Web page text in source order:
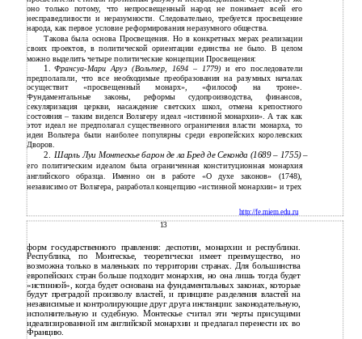
оно только потому, что непросвещенный народ не понимает всей его
несправедливости и неразумности. Следовательно, требуется просвещение
народа, как первое условие реформирования неразумного общества.
Такова была основа Просвещения. Но в конкретных мерах реализации
своих проектов, в политической ориентации единства не было. В целом
можно выделить четыре политические концепции Просвещения:
1. Франсуа-Мари Аруэ (Вольтер, 1694 – 1779)и его последователи
предполагали, что все необходимые преобразования на разумных началах
осуществит «просвещенный монарх», «философ на троне».
Фундаментальные законы, реформы судопроизводства, финансов,
секуляризация церкви, насаждение светских школ, отмена крепостного
состояния – таким виделся Вольтеру идеал «истинной монархии». А так как
этот идеал не предполагал существенного ограничения власти монарха, то
идеи Вольтера были наиболее популярны среди европейских королевских
Дворов.
2. Шарль Луи Монтескье барон де ла Бред де Секонда (1689– 1755)–
его политическим идеалом была ограниченная конституционная монархия
английского образца. Именно он в работе «О духе законов» (1748),
независимо от Вольтера, разработал концепцию «истинной монархии» и трех
http://fe.miem.edu.ru
13
форм государственного правления: деспотии, монархии и республики.
Республика, по Монтескье, теоретически имеет преимущество, но
возможна только в маленьких по территории странах. Для большинства
европейских стран больше подходит монархия, но она лишь тогда будет
«истинной», когда будет основана на фундаментальных законах, которые
будут преградой произволу властей, и принципе разделения властей на
независимые и контролирующие друг друга инстанции: законодательную,
исполнительную и судебную. Монтескье считал эти черты присущими
идеализированной им английской монархии и предлагал перенести их во
Францию.